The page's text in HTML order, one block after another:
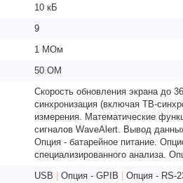
10 кБ
9
1 МОм
50 ОМ
Скорость обновления экрана до
синхронизация (включая ТВ-
измерения. Математические
сигналов WaveAlert. Вывод
Опция - батарейное питание.
специализированного анализа.
USB Опция - GPIB Опция - RS-